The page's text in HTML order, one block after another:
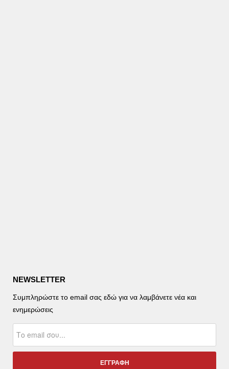
NEWSLETTER
Συμπληρώστε το email σας εδώ για να λαμβάνετε νέα και
ενημερώσεις